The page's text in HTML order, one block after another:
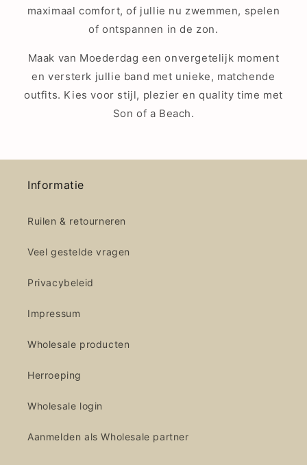
maximaal comfort, of jullie nu zwemmen, spelen
of ontspannen in de zon.
Maak van Moederdag een onvergetelijk moment
en versterk jullie band met unieke, matchende
outfits. Kies voor stijl, plezier en quality time met
Son of a Beach.
Informatie
Ruilen & retourneren
Veel gestelde vragen
Privacybeleid
Impressum
Wholesale producten
Herroeping
Wholesale login
Aanmelden als Wholesale partner